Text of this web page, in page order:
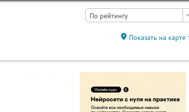
По рейтингу
Показать на карте